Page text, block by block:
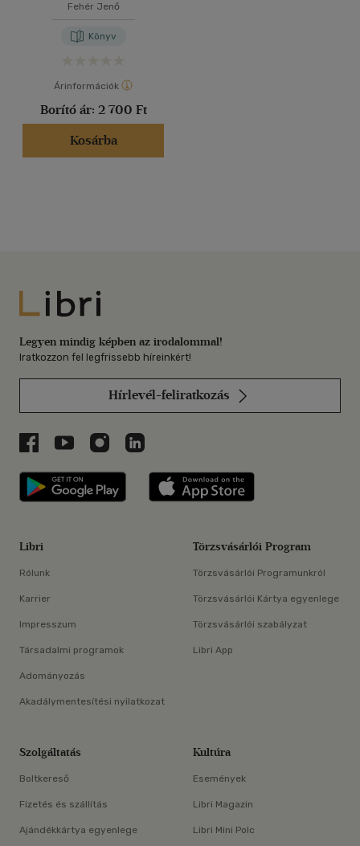
Fehér Jenő
Könyv
Árinformációk
Borító ár: 2 700 Ft
Kosárba
Libri
Legyen mindig képben az irodalommal!
Iratkozzon fel legfrissebb híreinkért!
Hírlevél-feliratkozás
Libri a Facebookon
Libri a Youtube-on
Libri az Instagramon
Libri a LinkedInen
Libri applikáció Szerezd meg: Google
Libri
Rólunk
Karrier
Impresszum
Társadalmi programok
Adományozás
Akadálymentesítési nyilatkozat
Törzsvásárlói Program
Törzsvásárlói Programunkról
Törzsvásárlói Kártya egyenlege
Törzsvásárlói szabályzat
Libri App
Szolgáltatás
Boltkereső
Fizetés és szállítás
Ajándékkártya egyenlege
Kultúra
Események
Libri Magazin
Libri Mini Polc